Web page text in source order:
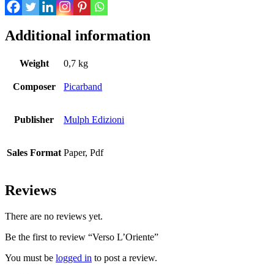
Additional information
Weight 0,7 kg
Composer Picarband
Publisher Mulph Edizioni
Sales Format Paper, Pdf
Reviews
There are no reviews yet.
Be the first to review “Verso L’Oriente”
You must be logged in to post a review.